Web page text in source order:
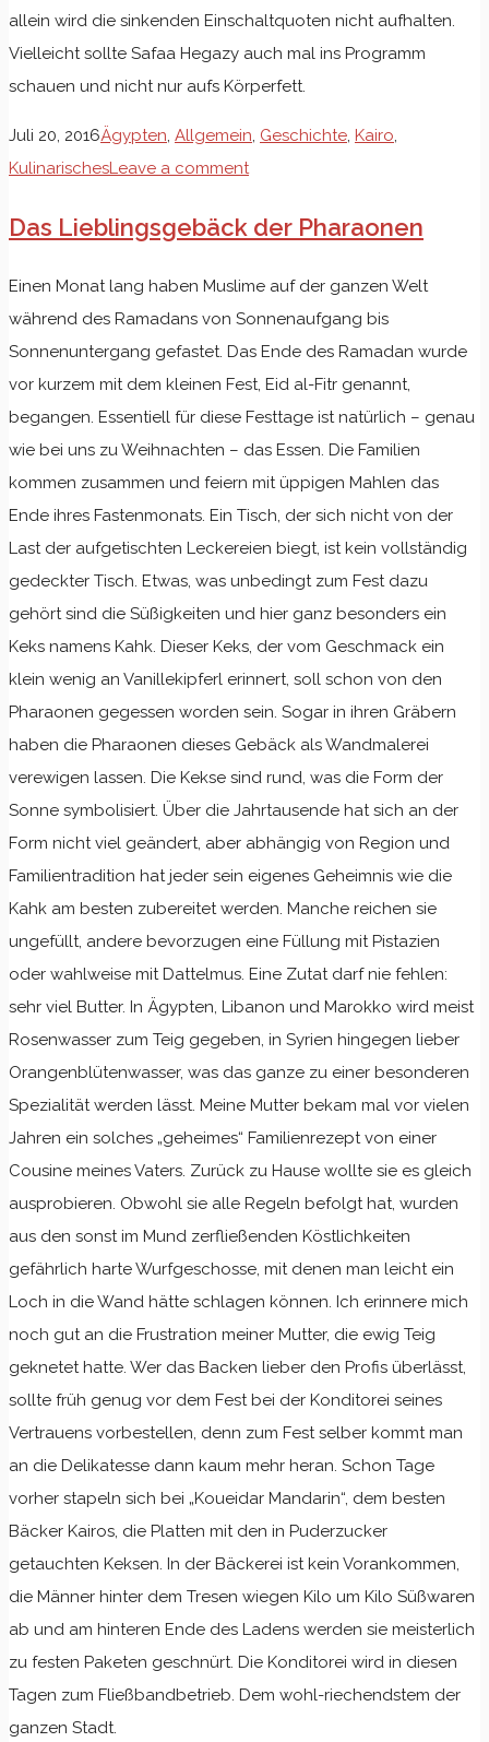
allein wird die sinkenden Einschaltquoten nicht aufhalten.
Vielleicht sollte Safaa Hegazy auch mal ins Programm
schauen und nicht nur aufs Körperfett.
Juli 20, 2016Ägypten, Allgemein, Geschichte, Kairo,
KulinarischesLeave a comment
Das Lieblingsgebäck der Pharaonen
Einen Monat lang haben Muslime auf der ganzen Welt
während des Ramadans von Sonnenaufgang bis
Sonnenuntergang gefastet. Das Ende des Ramadan wurde
vor kurzem mit dem kleinen Fest, Eid al-Fitr genannt,
begangen. Essentiell für diese Festtage ist natürlich – genau
wie bei uns zu Weihnachten – das Essen. Die Familien
kommen zusammen und feiern mit üppigen Mahlen das
Ende ihres Fastenmonats. Ein Tisch, der sich nicht von der
Last der aufgetischten Leckereien biegt, ist kein vollständig
gedeckter Tisch. Etwas, was unbedingt zum Fest dazu
gehört sind die Süßigkeiten und hier ganz besonders ein
Keks namens Kahk. Dieser Keks, der vom Geschmack ein
klein wenig an Vanillekipferl erinnert, soll schon von den
Pharaonen gegessen worden sein. Sogar in ihren Gräbern
haben die Pharaonen dieses Gebäck als Wandmalerei
verewigen lassen. Die Kekse sind rund, was die Form der
Sonne symbolisiert. Über die Jahrtausende hat sich an der
Form nicht viel geändert, aber abhängig von Region und
Familientradition hat jeder sein eigenes Geheimnis wie die
Kahk am besten zubereitet werden. Manche reichen sie
ungefüllt, andere bevorzugen eine Füllung mit Pistazien
oder wahlweise mit Dattelmus. Eine Zutat darf nie fehlen:
sehr viel Butter. In Ägypten, Libanon und Marokko wird meist
Rosenwasser zum Teig gegeben, in Syrien hingegen lieber
Orangenblütenwasser, was das ganze zu einer besonderen
Spezialität werden lässt. Meine Mutter bekam mal vor vielen
Jahren ein solches „geheimes“ Familienrezept von einer
Cousine meines Vaters. Zurück zu Hause wollte sie es gleich
ausprobieren. Obwohl sie alle Regeln befolgt hat, wurden
aus den sonst im Mund zerfließenden Köstlichkeiten
gefährlich harte Wurfgeschosse, mit denen man leicht ein
Loch in die Wand hätte schlagen können. Ich erinnere mich
noch gut an die Frustration meiner Mutter, die ewig Teig
geknetet hatte. Wer das Backen lieber den Profis überlässt,
sollte früh genug vor dem Fest bei der Konditorei seines
Vertrauens vorbestellen, denn zum Fest selber kommt man
an die Delikatesse dann kaum mehr heran. Schon Tage
vorher stapeln sich bei „Koueidar Mandarin“, dem besten
Bäcker Kairos, die Platten mit den in Puderzucker
getauchten Keksen. In der Bäckerei ist kein Vorankommen,
die Männer hinter dem Tresen wiegen Kilo um Kilo Süßwaren
ab und am hinteren Ende des Ladens werden sie meisterlich
zu festen Paketen geschnürt. Die Konditorei wird in diesen
Tagen zum Fließbandbetrieb. Dem wohl-riechendstem der
ganzen Stadt.